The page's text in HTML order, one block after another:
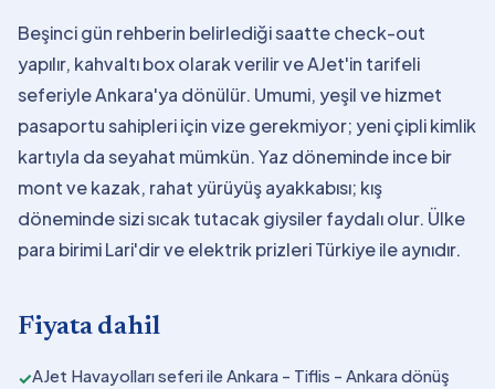
Beşinci gün rehberin belirlediği saatte check-out
yapılır, kahvaltı box olarak verilir ve AJet'in tarifeli
seferiyle Ankara'ya dönülür. Umumi, yeşil ve hizmet
pasaportu sahipleri için vize gerekmiyor; yeni çipli kimlik
kartıyla da seyahat mümkün. Yaz döneminde ince bir
mont ve kazak, rahat yürüyüş ayakkabısı; kış
döneminde sizi sıcak tutacak giysiler faydalı olur. Ülke
para birimi Lari'dir ve elektrik prizleri Türkiye ile aynıdır.
Fiyata dahil
✓AJet Havayolları seferi ile Ankara - Tiflis - Ankara dönüş